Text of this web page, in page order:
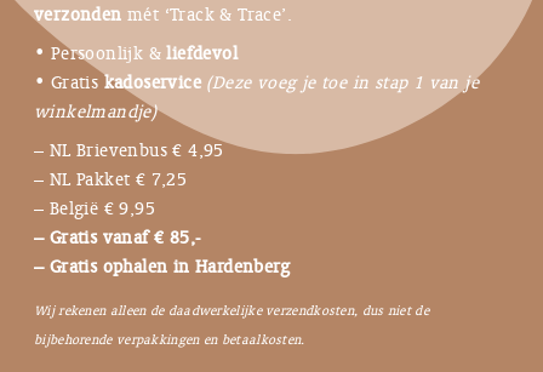
verzonden mét ‘Track & Trace’.
• Persoonlijk &liefdevol
• Gratis kadoservice (Deze voeg je toe in stap 1 van je
winkelmandje)
– NL Brievenbus € 4,95
– NL Pakket € 7,25
– België € 9,95
– Gratis vanaf € 85,-
– Gratis ophalen in Hardenberg
Wij rekenen alleen de daadwerkelijke verzendkosten, dus niet de
bijbehorende verpakkingen en betaalkosten.